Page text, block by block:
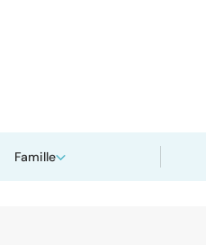
Famille